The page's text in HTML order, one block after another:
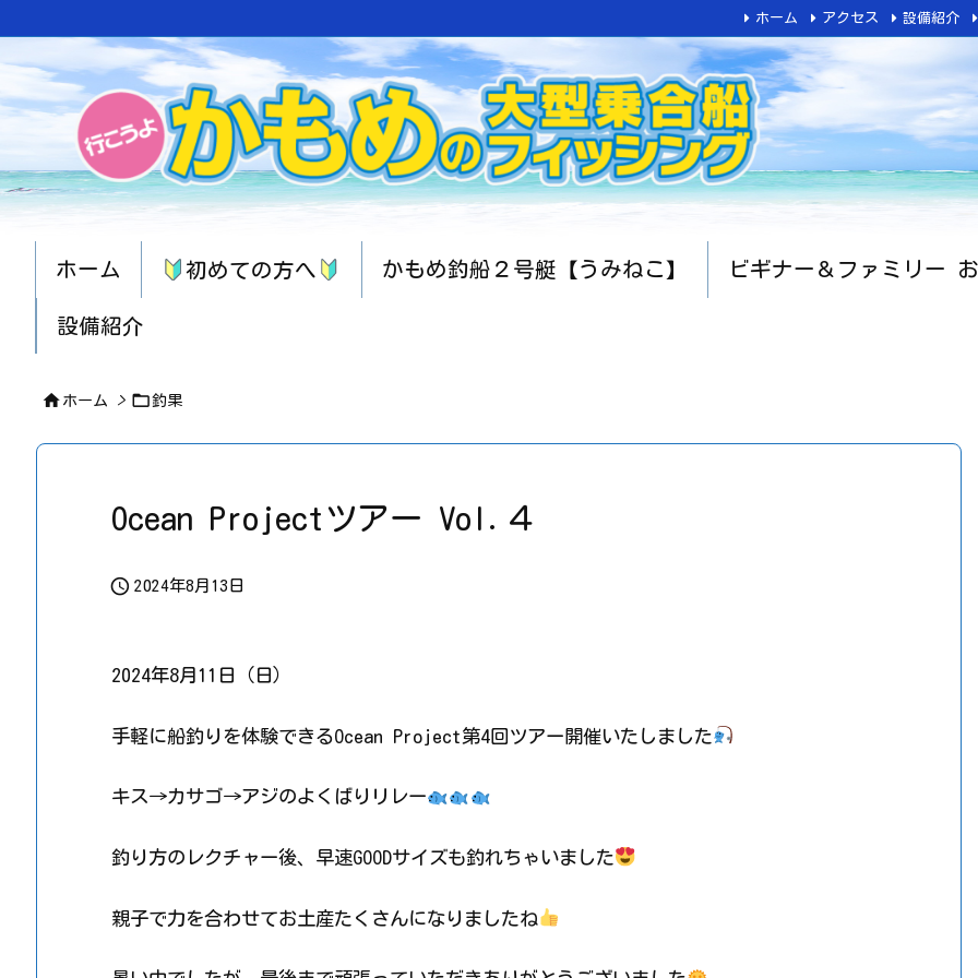
ホーム 初めての方へ かもめ釣船２号艇【うみねこ】 ビギナー＆ファミリー
設備紹介
ホーム アクセス 設備紹介
 ホーム > 釣果
Ocean Projectツアー Vol.４
 2024年8月13日
2024年8月11日（日）
手軽に船釣りを体験できるOcean Project第4回ツアー開催いたしました
キス→カサゴ→アジのよくばりリレー
釣り方のレクチャー後、早速GOODサイズも釣れちゃいました
親子で力を合わせてお土産たくさんになりましたね